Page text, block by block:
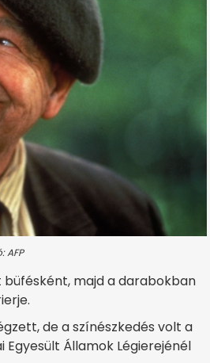
AFP
büfésként, majd a darabokban
de a színészkedés volt a
Államok Légierejénél